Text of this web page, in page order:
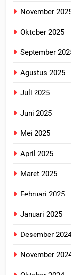
November
Oktober 2025
September
Agustus 2025
Juli 2025
Juni 2025
Mei 2025
April 2025
Maret 2025
Februari 2025
Januari 2025
Desember 2024
November